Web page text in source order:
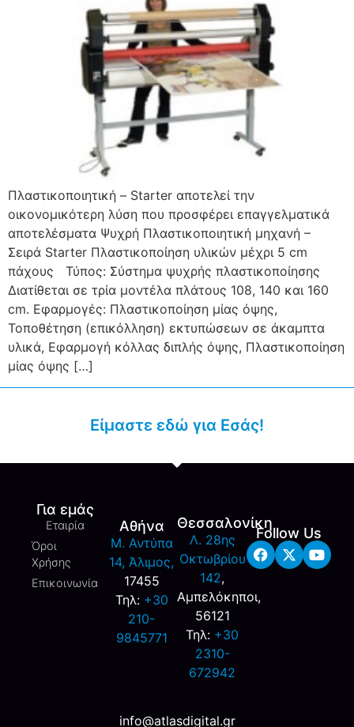
Πλαστικοποιητική – Starter αποτελεί την
οικονομικότερη λύση που προσφέρει επαγγελματικά
αποτελέσματα Ψυχρή Πλαστικοποιητική μηχανή –
Σειρά Starter Πλαστικοποίηση υλικών μέχρι 5 cm
πάχους Τύπος: Σύστημα ψυχρής πλαστικοποίησης
Διατίθεται σε τρία μοντέλα πλάτους 108, 140 και 160
cm. Εφαρμογές: Πλαστικοποίηση μίας όψης,
Τοποθέτηση (επικόλληση) εκτυπώσεων σε άκαμπτα
υλικά, Εφαρμογή κόλλας διπλής όψης, Πλαστικοποίηση
μίας όψης […]
Είμαστε εδώ για Εσάς!
Για εμάς
Εταιρία
Όροι
Χρήσης
Επικοινωνία
Αθήνα
M. Αντύπα
14, Άλιμος,
17455
Τηλ: +30
210-
9845771
Θεσσαλονίκη
Λ. 28ης
Οκτωβρίου
142,
Αμπελόκηποι,
56121
Τηλ: +30
2310-
672942
Follow Us
info@atlasdigital.gr